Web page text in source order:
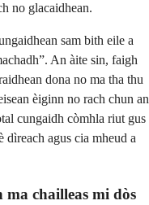
no glacaidhean.
sam bith eile a
An àite sin, faigh
dona no ma tha thu
èiginn no rach chun an
cungaidh còmhla riut gus
agus cia mheud a
chailleas mi dòs